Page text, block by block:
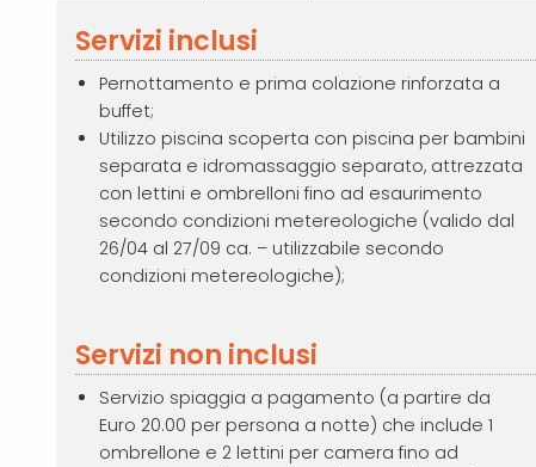
Servizi inclusi
Pernottamento e prima colazione rinforzata a
buffet;
Utilizzo piscina scoperta con piscina per bambini
separata e idromassaggio separato, attrezzata
con lettini e ombrelloni fino ad esaurimento
secondo condizioni metereologiche (valido dal
26/04 al 27/09 ca. – utilizzabile secondo
condizioni metereologiche);
Servizi non inclusi
Servizio spiaggia a pagamento (a partire da
Euro 20.00 per persona a notte) che include 1
ombrellone e 2 lettini per camera fino ad